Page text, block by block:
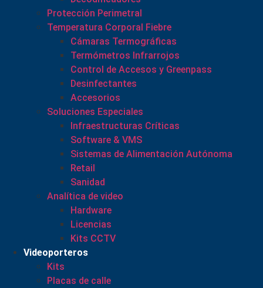
Protección Perimetral
Temperatura Corporal Fiebre
Cámaras Termográficas
Termómetros Infrarrojos
Control de Accesos y Greenpass
Desinfectantes
Accesorios
Soluciones Especiales
Infraestructuras Críticas
Software & VMS
Sistemas de Alimentación Autónoma
Retail
Sanidad
Analítica de video
Hardware
Licencias
Kits CCTV
Videoporteros
Kits
Placas de calle